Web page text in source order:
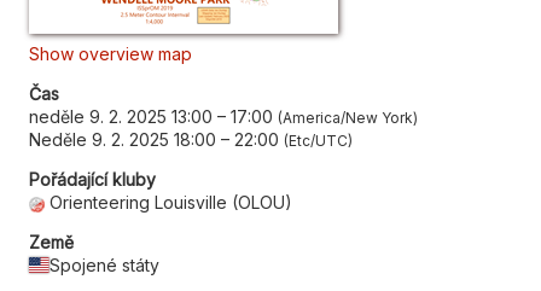
Show overview map
Čas
neděle 9. 2. 2025 13:00 – 17:00 America/New York
Neděle 9. 2. 2025 18:00 – 22:00 Etc/UTC
Pořádající kluby
Orienteering Louisville (OLOU)
Země
Spojené státy